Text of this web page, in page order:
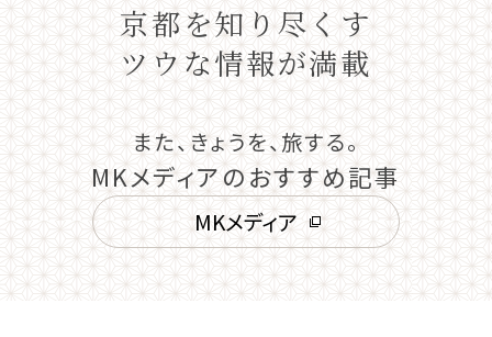
京都を知り尽くす
ツウな情報が満載
また、きょうを、旅する。
MKメディアのおすすめ記事
MKメディア